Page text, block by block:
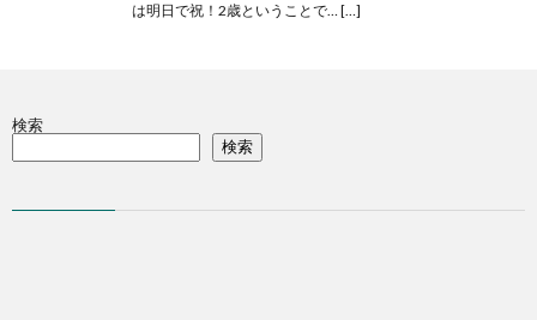
は明日で祝！2歳ということで… […]
検索
検索